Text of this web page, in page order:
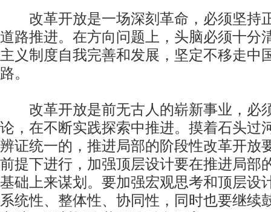
改革开放是一场深刻革命，必须坚持
道路推进。在方向问题上，头脑必须十分
主义制度自我完善和发展，坚定不移走中
路。
改革开放是前无古人的崭新事业，必
论，在不断实践探索中推进。摸着石头过
辨证统一的，推进局部的阶段性改革开放
前提下进行，加强顶层设计要在推进局部
基础上来谋划。要加强宏观思考和顶层设
系统性、整体性、协同性，同时也要继续